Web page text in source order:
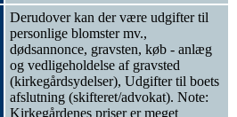
Derudover kan der være udgifter til
personlige blomster mv.,
dødsannonce, gravsten, køb - anlæg
og vedligeholdelse af gravsted
(kirkegårdsydelser), Udgifter til boets
afslutning (skifteret/advokat). Note:
Kirkegårdenes priser er meget